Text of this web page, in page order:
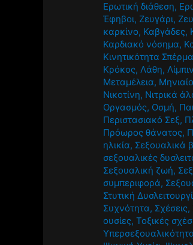
Ερωτική διάθεση,
Έφηβοι, Ζευγάρι,
καρκίνο, Καβγάδες,
Καρδιακό νόσημα,
Κινητικότητα
Κρόκος,Λάθη,
Μεταμέλεια,
Νικοτίνη, Νιτρικά
Οργασμός, Οσμή,
Περιστασιακό Σεξ,
Πρόωρος θάνατος,
ηλικία, Σεξουαλικά
σεξουαλικές
Σεξουαλική ζωή,
συμπεριφορά,
Στυτική
Συχνότητα, Σχέσεις,
ουσίες,Τοξικές